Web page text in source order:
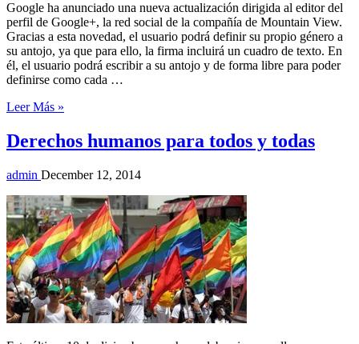
Google ha anunciado una nueva actualización dirigida al editor del
perfil de Google+, la red social de la compañía de Mountain View.
Gracias a esta novedad, el usuario podrá definir su propio género a
su antojo, ya que para ello, la firma incluirá un cuadro de texto. En
él, el usuario podrá escribir a su antojo y de forma libre para poder
definirse como cada …
Leer Más »
Derechos humanos para todos y todas
admin December 12, 2014